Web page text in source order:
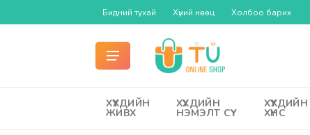
Бидний тухай Хүний нөөц Холбоо барих
ХҮҮХДИЙН
ЖИВХ
ХҮҮХДИЙН
НЭМЭЛТ СҮҮ
ХҮҮХДИЙН
ХҮНС